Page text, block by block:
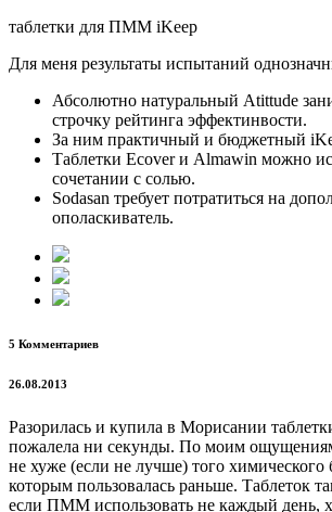
таблетки для ПММ iKeep
Для меня результаты испытаний
Абсолютно натуральный Atittude
строчку рейтинга эффектинвости.
За ним практичный и бюджетный
Таблетки Ecover и Almawin можно
сочетании с солью.
Sodasan требует потратиться на
ополаскиватель.
5 Комментариев
26.08.2013
Разорилась и купила в Морисании
пожалела ни секунды. По моим
не хуже (если не лучше) того химического
которым пользовалась раньше. Таблеток
если ПММ использовать не каждый день,